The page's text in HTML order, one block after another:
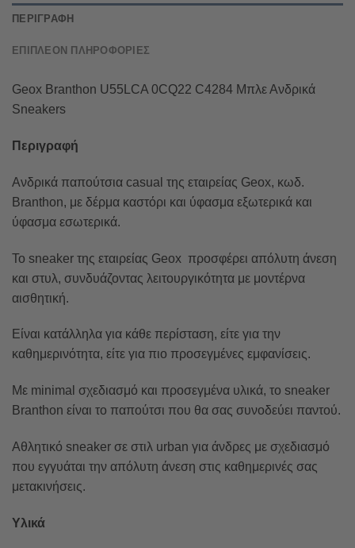
ΠΕΡΙΓΡΑΦΉ
ΕΠΙΠΛΈΟΝ ΠΛΗΡΟΦΟΡΊΕΣ
Geox Branthon U55LCA 0CQ22 C4284 Μπλε Ανδρικά
Sneakers
Περιγραφή
Ανδρικά παπούτσια casual της εταιρείας Geox, κωδ.
Branthon, με δέρμα καστόρι και ύφασμα εξωτερικά και
ύφασμα εσωτερικά.
Το sneaker της εταιρείας Geox προσφέρει απόλυτη άνεση
και στυλ, συνδυάζοντας λειτουργικότητα με μοντέρνα
αισθητική.
Είναι κατάλληλα για κάθε περίσταση, είτε για την
καθημερινότητα, είτε για πιο προσεγμένες εμφανίσεις.
Με minimal σχεδιασμό και προσεγμένα υλικά, το sneaker
Branthon είναι το παπούτσι που θα σας συνοδεύει παντού.
Αθλητικό sneaker σε στιλ urban για άνδρες με σχεδιασμό
που εγγυάται την απόλυτη άνεση στις καθημερινές σας
μετακινήσεις.
Υλικά